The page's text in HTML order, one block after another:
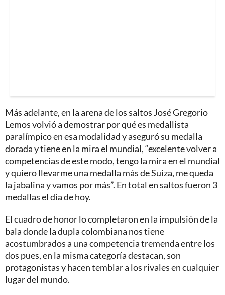
Más adelante, en la arena de los saltos José Gregorio
Lemos volvió a demostrar por qué es medallista
paralímpico en esa modalidad y aseguró su medalla
dorada y tiene en la mira el mundial, “excelente volver a
competencias de este modo, tengo la mira en el mundial
y quiero llevarme una medalla más de Suiza, me queda
la jabalina y vamos por más”. En total en saltos fueron 3
medallas el día de hoy.
El cuadro de honor lo completaron en la impulsión de la
bala donde la dupla colombiana nos tiene
acostumbrados a una competencia tremenda entre los
dos pues, en la misma categoría destacan, son
protagonistas y hacen temblar a los rivales en cualquier
lugar del mundo.